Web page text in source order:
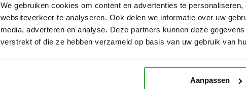
We gebruiken cookies om content en advertenties te
websiteverkeer te analyseren. Ook delen we informatie over uw
media, adverteren en analyse. Deze partners kunnen deze
verstrekt of die ze hebben verzameld op basis van uw gebruik van
Aanpassen
kleuren bij 1 blokhut of overkapping
mogelijk
Hoge deuren voorzien van echt
Stevige wind- en waterdichte